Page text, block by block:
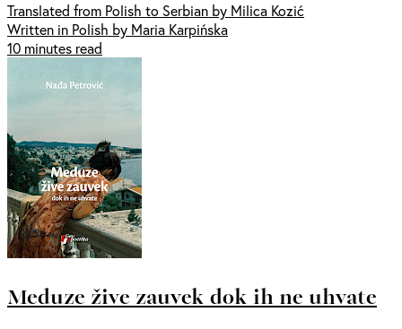
Translated from Polish to Serbian by Milica Kozić
Written in Polish by Maria Karpińska
10 minutes read
Meduze žive zauvek dok ih ne uhvate